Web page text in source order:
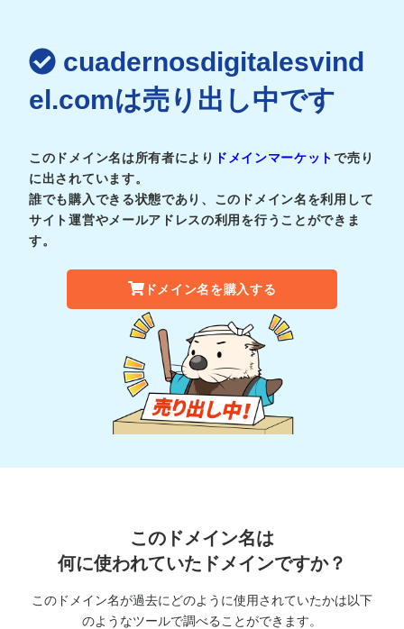
cuadernosdigitalesvind
el.comは売り出し中です
このドメイン名は所有者により ドメインマーケットで売り
に出されています。
誰でも購入できる状態であり、このドメイン名を利用して
サイト運営やメールアドレスの利用を行うことができま
す。
ドメイン名を購入する
このドメイン名は
何に使われていたドメインですか？
このドメイン名が過去にどのように使用されていたかは以下
のようなツールで調べることができます。